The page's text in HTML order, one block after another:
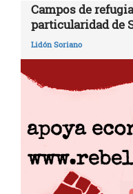
Campos de
particularidad de
Lidón Soriano